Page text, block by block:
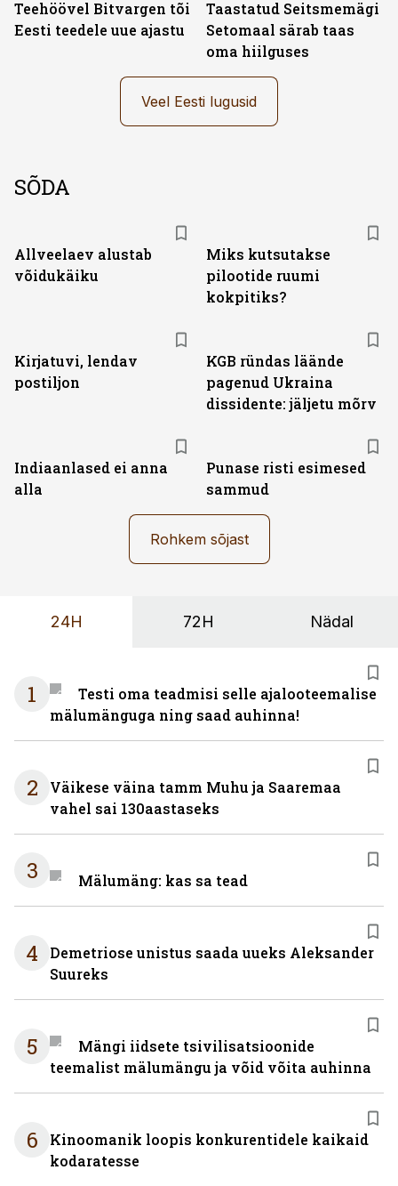
Teehöövel Bitvargen tõi
Eesti teedele uue ajastu
Taastatud Seitsmemägi
Setomaal särab taas
oma hiilguses
Veel Eesti lugusid
SÕDA
Allveelaev alustab
võidukäiku
Miks kutsutakse
pilootide ruumi
kokpitiks?
Kirjatuvi, lendav
postiljon
KGB ründas läände
pagenud Ukraina
dissidente: jäljetu mõrv
Indiaanlased ei anna
alla
Punase risti esimesed
sammud
Rohkem sõjast
24H 72H Nädal
1
Testi oma teadmisi selle ajalooteemalise
mälumänguga ning saad auhinna!
2
Väikese väina tamm Muhu ja Saaremaa
vahel sai 130aastaseks
3 Mälumäng: kas sa tead
4
Demetriose unistus saada uueks Aleksander
Suureks
5
Mängi iidsete tsivilisatsioonide
teemalist mälumängu ja võid võita auhinna
6
Kinoomanik loopis konkurentidele kaikaid
kodaratesse